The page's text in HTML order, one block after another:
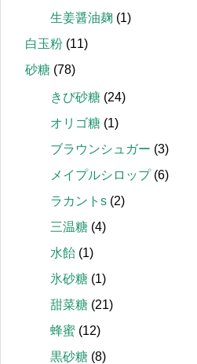
生姜醤油麹 (1)
白玉粉 (11)
砂糖 (78)
きび砂糖 (24)
オリゴ糖 (1)
ブラウンシュガー (3)
メイプルシロップ(6)
ラカントs (2)
三温糖 (4)
水飴 (1)
氷砂糖 (1)
甜菜糖 (21)
蜂蜜 (12)
黒砂糖 (8)